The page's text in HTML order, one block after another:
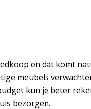
en dat komt
meubels
kun je beter
bezorgen.